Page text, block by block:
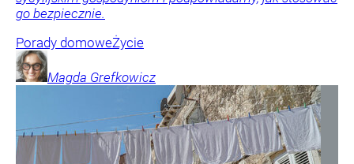
go bezpiecznie.
Porady domoweŻycie
Magda Grefkowicz